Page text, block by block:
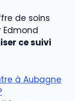
de soins
Edmond
ce suivi
à Aubagne